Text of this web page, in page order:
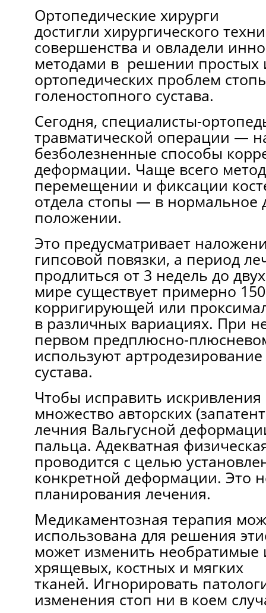
Ортопедические хирурги
достигли хирургического
совершенства и овладели
методами в решении простых
ортопедических проблем
голеностопного сустава.
Сегодня, специалисты-
травматической операции —
безболезненные способы
деформации. Чаще всего
перемещении и фиксации
отдела стопы — в нормальное
положении.
Это предусматривает
гипсовой повязки, а период
продлиться от 3 недель до
мире существует примерно
корригирующей или
в различных вариациях. При
первом предплюсно-
используют
сустава.
Чтобы исправить искривления
множество авторских
лечния Вальгусной
пальца. Адекватная
проводится с целью
конкретной деформации. Это
планирования лечения.
Медикаментозная терапия
использована для решения
может изменить необратимые
хрящевых, костных и мягких
тканей. Игнорировать
изменения стоп ни в коем